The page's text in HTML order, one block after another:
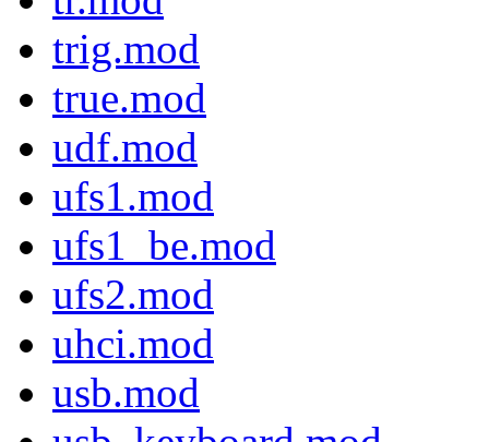
trig.mod
true.mod
udf.mod
ufs1.mod
ufs1_be.mod
ufs2.mod
uhci.mod
usb.mod